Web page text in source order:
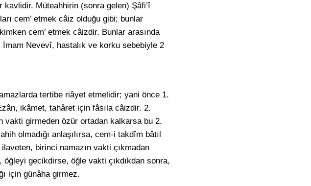
kavlidir. Müteahhirin (sonra gelen) Şâfi’î
cem’ etmek câiz olduğu gibi; bunlar
cem’ etmek câizdir. Bunlar arasında
Nevevî, hastalık ve korku sebebiyle 2
tertibe riâyet etmelidir; yani önce 1.
ikâmet, tahâret için fâsıla câizdir. 2.
vakti girmeden özür ortadan kalkarsa bu 2.
olmadığı anlaşılırsa, cem-i takdîm bâtıl
birinci namazın vakti çıkmadan
gecikdirse, öğle vakti çıkdıkdan sonra,
için günâha girmez.